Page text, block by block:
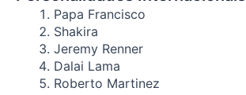
Papa Francisco
Shakira
Jeremy Renner
Dalai Lama
Roberto Martinez